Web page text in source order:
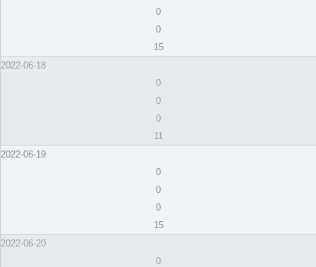
0
0
15
2022-06-18
0
0
0
11
2022-06-19
0
0
0
15
2022-06-20
0